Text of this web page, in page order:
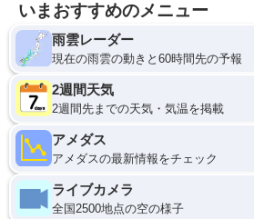
いまおすすめのメニュー
雨雲レーダー
現在の雨雲の動きと60時間先の予報
2週間天気
2週間先までの天気・気温を掲載
アメダス
アメダスの最新情報をチェック
ライブカメラ
全国2500地点の空の様子